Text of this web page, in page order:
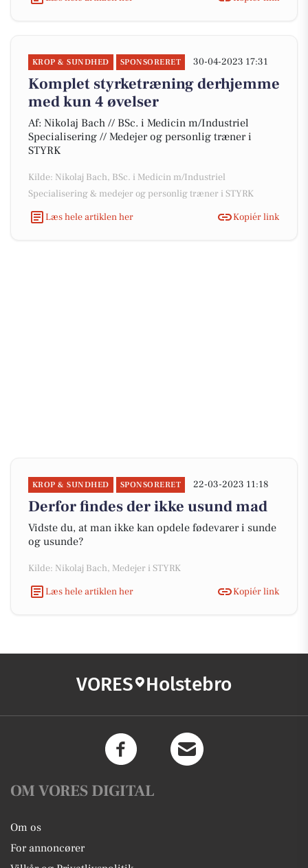
KROP & SUNDHED SPONSORERET 30-04-2023 17:31
Komplet styrketræning derhjemme
med kun 4 øvelser
Af: Nikolaj Bach // BSc. i Medicin m/Industriel
Specialisering // Medejer og personlig træner i
STYRK
Kilde: Nikolaj Bach, BSc. i Medicin m/Industriel
Specialisering & medejer og personlig træner i STYRK
Læs hele artiklen her
Kopiér link
KROP & SUNDHED SPONSORERET 22-03-2023 11:18
Derfor findes der ikke usund mad
Vidste du, at man ikke kan opdele fødevarer i sunde
og usunde?
Kilde: Nikolaj Bach, Medejer i STYRK
Læs hele artiklen her
Kopiér link
VORES Holstebro
OM VORES DIGITAL
Om os
For annoncører